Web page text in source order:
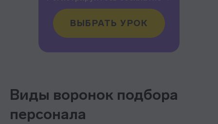
ВЫБРАТЬ УРОК
Виды воронок подбора
персонала